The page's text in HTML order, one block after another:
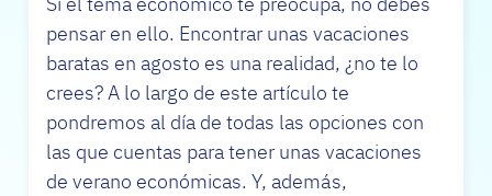
pensar en ello. Encontrar unas vacaciones
baratas en agosto es una realidad, ¿no te lo
crees? A lo largo de este artículo te
pondremos al día de todas las opciones con
las que cuentas para tener unas vacaciones
de verano económicas. Y, además,